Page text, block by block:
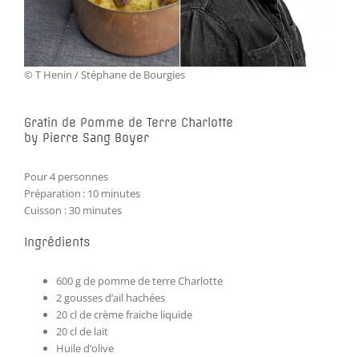
© T Henin / Stéphane de Bourgies
Gratin de Pomme de Terre Charlotte
by Pierre Sang Boyer
Pour 4 personnes
Préparation : 10 minutes
Cuisson : 30 minutes
Ingrédients
600 g de pomme de terre Charlotte
2 gousses d’ail hachées
20 cl de crème fraiche liquide
20 cl de lait
Huile d’olive